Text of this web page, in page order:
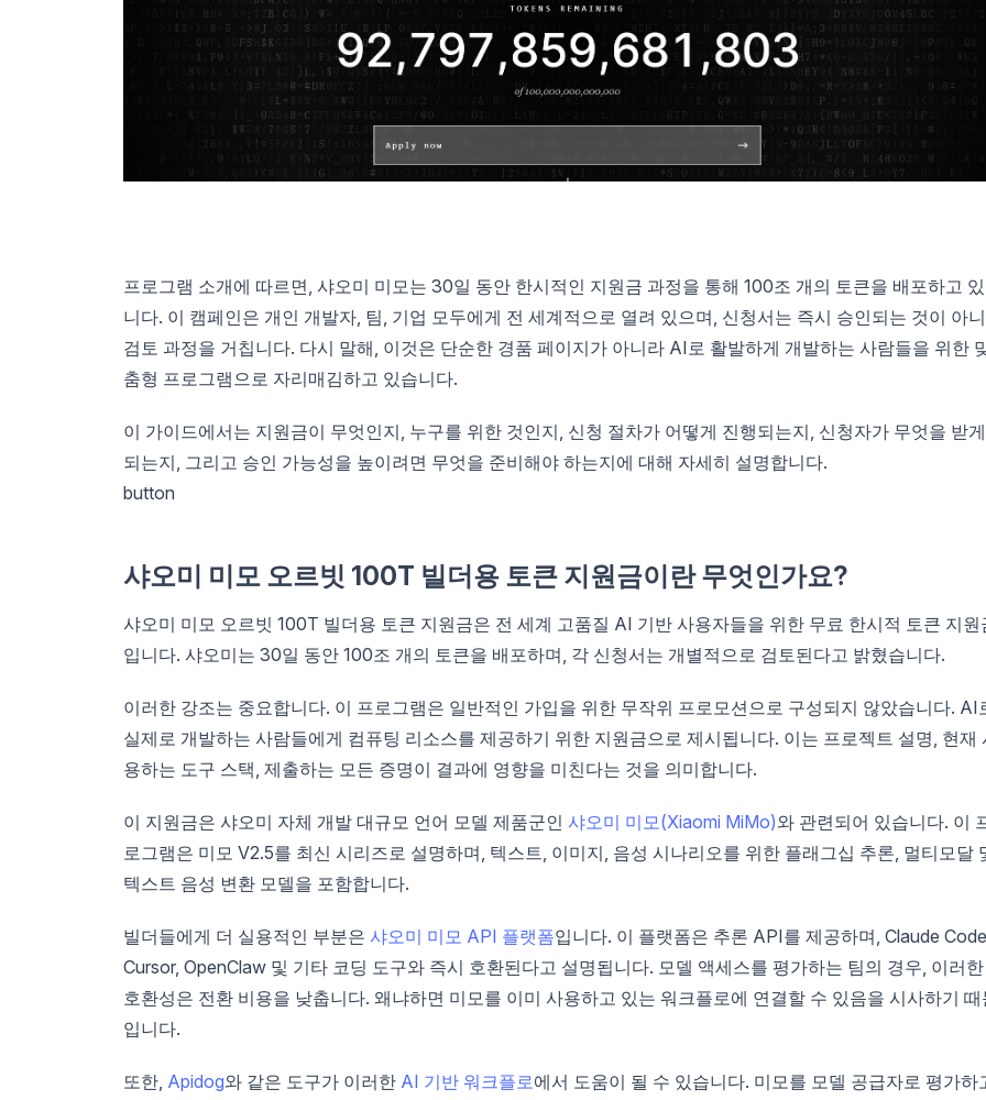
프로그램 소개에 따르면, 샤오미 미모는 30일 동안 한시적인 지원금 과정을 통해 100조 개의 토큰을 배포하고
니다. 이 캠페인은 개인 개발자, 팀, 기업 모두에게 전 세계적으로 열려 있으며, 신청서는 즉시 승인되는 것이 아
검토 과정을 거칩니다. 다시 말해, 이것은 단순한 경품 페이지가 아니라 AI로 활발하게 개발하는 사람들을 위한
춤형 프로그램으로 자리매김하고 있습니다.
이 가이드에서는 지원금이 무엇인지, 누구를 위한 것인지, 신청 절차가 어떻게 진행되는지, 신청자가 무엇을 받게
되는지, 그리고 승인 가능성을 높이려면 무엇을 준비해야 하는지에 대해 자세히 설명합니다.
button
샤오미 미모 오르빗 100T 빌더용 토큰 지원금이란 무엇인가요?
샤오미 미모 오르빗 100T 빌더용 토큰 지원금은 전 세계 고품질 AI 기반 사용자들을 위한 무료 한시적 토큰 지원
입니다. 샤오미는 30일 동안 100조 개의 토큰을 배포하며, 각 신청서는 개별적으로 검토된다고 밝혔습니다.
이러한 강조는 중요합니다. 이 프로그램은 일반적인 가입을 위한 무작위 프로모션으로 구성되지 않았습니다. AI
실제로 개발하는 사람들에게 컴퓨팅 리소스를 제공하기 위한 지원금으로 제시됩니다. 이는 프로젝트 설명, 현재
용하는 도구 스택, 제출하는 모든 증명이 결과에 영향을 미친다는 것을 의미합니다.
이 지원금은 샤오미 자체 개발 대규모 언어 모델 제품군인 샤오미 미모(Xiaomi MiMo)와 관련되어 있습니다. 이
로그램은 미모 V2.5를 최신 시리즈로 설명하며, 텍스트, 이미지, 음성 시나리오를 위한 플래그십 추론, 멀티모달
텍스트 음성 변환 모델을 포함합니다.
빌더들에게 더 실용적인 부분은 샤오미 미모 API 플랫폼입니다. 이 플랫폼은 추론 API를 제공하며, Claude
Cursor, OpenClaw 및 기타 코딩 도구와 즉시 호환된다고 설명됩니다. 모델 액세스를 평가하는 팀의 경우, 이러한
호환성은 전환 비용을 낮춥니다. 왜냐하면 미모를 이미 사용하고 있는 워크플로에 연결할 수 있음을 시사하기 때
입니다.
또한, Apidog와 같은 도구가 이러한 AI 기반 워크플로에서 도움이 될 수 있습니다. 미모를 모델 공급자로 평가하